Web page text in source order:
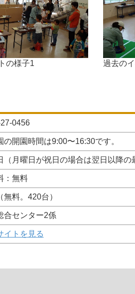
の様子1 過去の
0456
の開園時間は9:00〜16:30です。
（月曜日が祝日の場合は翌日以降
：無料
無料。420台）
合センター2係
イトを見る